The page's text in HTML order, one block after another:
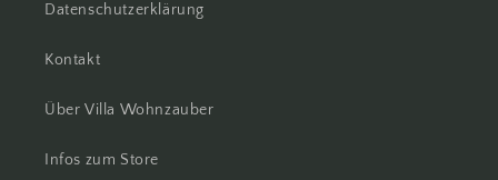
Datenschutzerklärung
Kontakt
Über Villa Wohnzauber
Infos zum Store